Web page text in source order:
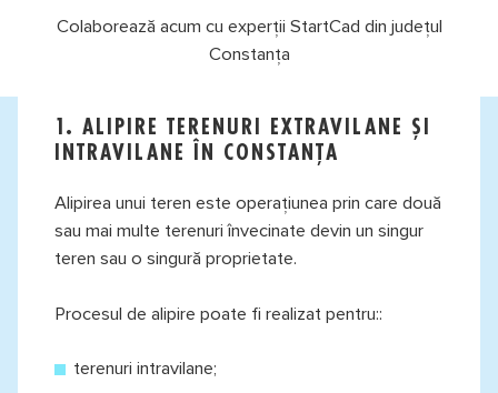
Colaborează acum cu experții StartCad din județul
Constanța
1. ALIPIRE TERENURI EXTRAVILANE ȘI
INTRAVILANE ÎN CONSTANȚA
Alipirea unui teren este operațiunea prin care două
sau mai multe terenuri învecinate devin un singur
teren sau o singură proprietate.
Procesul de alipire poate fi realizat pentru::
terenuri intravilane;